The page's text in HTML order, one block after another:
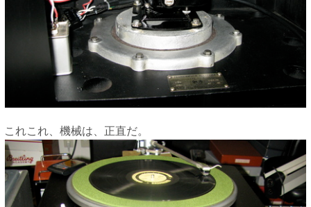
これこれ、機械は、正直だ。